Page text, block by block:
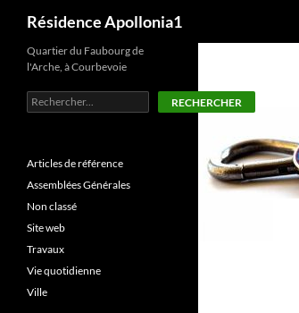
Aller
contenu
Résidence Apollonia1
Quartier du Faubourg de
l'Arche, à Courbevoie
Rechercher RECHERCHER
Articles de référence
Assemblées Générales
Non classé
Site web
Travaux
Vie quotidienne
Ville